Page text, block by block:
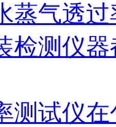
蒸气透
检测仪
测试仪